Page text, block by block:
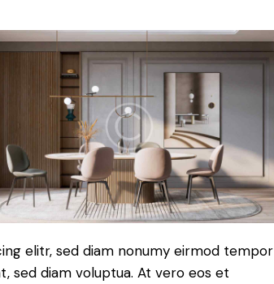
elitr, sed diam nonumy eirmod tempor
sed diam voluptua. At vero eos et